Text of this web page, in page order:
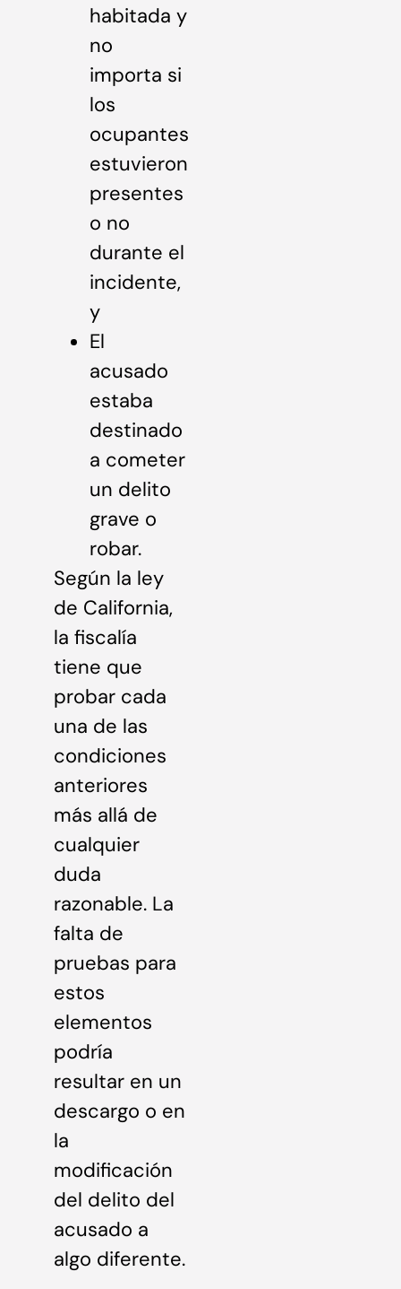
habitada y
no
importa si
los
ocupantes
estuvieron
presentes
o no
durante el
incidente,
y
El
acusado
estaba
destinado
a cometer
un delito
grave o
robar.
Según la ley
de California,
la fiscalía
tiene que
probar cada
una de las
condiciones
anteriores
más allá de
cualquier
duda
razonable. La
falta de
pruebas para
estos
elementos
podría
resultar en un
descargo o en
la
modificación
del delito del
acusado a
algo diferente.